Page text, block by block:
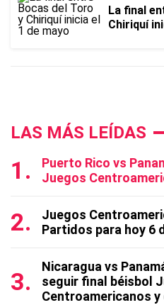
La final
Chiriquí
LAS MÁS LEÍDAS
Puerto Rico vs
Juegos
Juegos
Partidos para hoy 6
Nicaragua vs
seguir final béisbol
Centroamericanos y